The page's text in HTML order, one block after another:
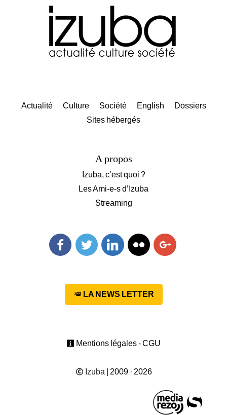
Actualité Culture Société English
Dossiers
Sites hébergés
A propos
Izuba, c’est quoi ?
Les Ami-e-s d’Izuba
Streaming
LA NEWS LETTER
Mentions légales - CGU
Izuba | 2009 · 2026